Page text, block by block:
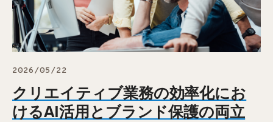
2026/05/22
クリエイティブ業務の効率化にお
けるAI活用とブランド保護の両立